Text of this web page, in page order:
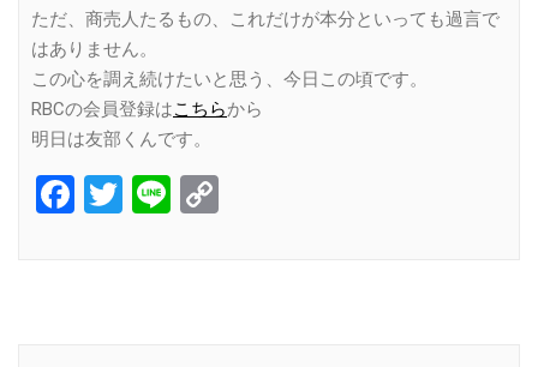
ただ、商売人たるもの、これだけが本分といっても過言で
はありません。
この心を調え続けたいと思う、今日この頃です。
RBCの会員登録はこちらから
明日は友部くんです。
Facebook
Twitter
Line